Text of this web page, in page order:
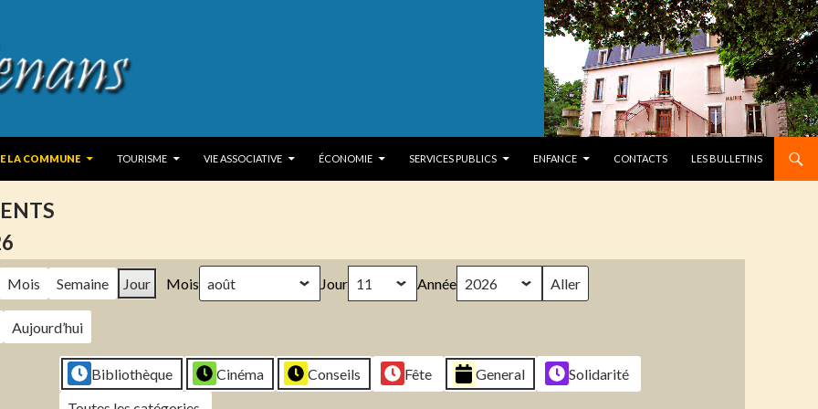
LA COMMUNE
TOURISME VIE ASSOCIATIVE ÉCONOMIE SERVICES PUBLICS ENFANCE CONTACTS LES BULLETINS
Mois Semaine Jour Mois Jour Année
Aujourd’hui
Bibliothèque Cinéma Conseils Fête General
Solidarité